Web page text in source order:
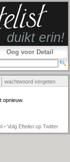
Oog voor Detail
wachtwoord vergeten
opnieuw.
• Volg Eftelist op Twitter